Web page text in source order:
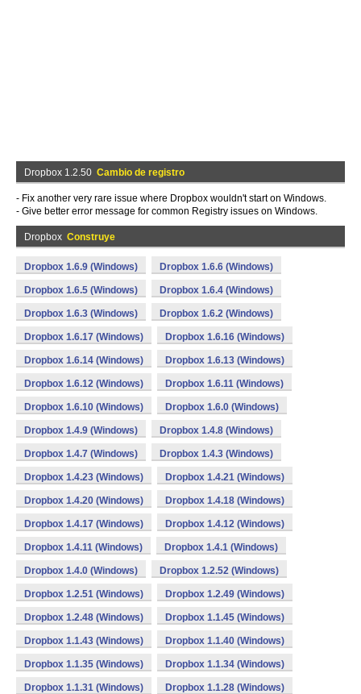
Dropbox 1.2.50 Cambio de registro
- Fix another very rare issue where Dropbox wouldn't start on Windows.
- Give better error message for common Registry issues on Windows.
Dropbox Construye
Dropbox 1.6.9 (Windows) Dropbox 1.6.6 (Windows)
Dropbox 1.6.5 (Windows) Dropbox 1.6.4 (Windows)
Dropbox 1.6.3 (Windows) Dropbox 1.6.2 (Windows)
Dropbox 1.6.17 (Windows) Dropbox 1.6.16 (Windows)
Dropbox 1.6.14 (Windows) Dropbox 1.6.13 (Windows)
Dropbox 1.6.12 (Windows) Dropbox 1.6.11 (Windows)
Dropbox 1.6.10 (Windows) Dropbox 1.6.0 (Windows)
Dropbox 1.4.9 (Windows) Dropbox 1.4.8 (Windows)
Dropbox 1.4.7 (Windows) Dropbox 1.4.3 (Windows)
Dropbox 1.4.23 (Windows) Dropbox 1.4.21 (Windows)
Dropbox 1.4.20 (Windows) Dropbox 1.4.18 (Windows)
Dropbox 1.4.17 (Windows) Dropbox 1.4.12 (Windows)
Dropbox 1.4.11 (Windows) Dropbox 1.4.1 (Windows)
Dropbox 1.4.0 (Windows) Dropbox 1.2.52 (Windows)
Dropbox 1.2.51 (Windows) Dropbox 1.2.49 (Windows)
Dropbox 1.2.48 (Windows) Dropbox 1.1.45 (Windows)
Dropbox 1.1.43 (Windows) Dropbox 1.1.40 (Windows)
Dropbox 1.1.35 (Windows) Dropbox 1.1.34 (Windows)
Dropbox 1.1.31 (Windows) Dropbox 1.1.28 (Windows)